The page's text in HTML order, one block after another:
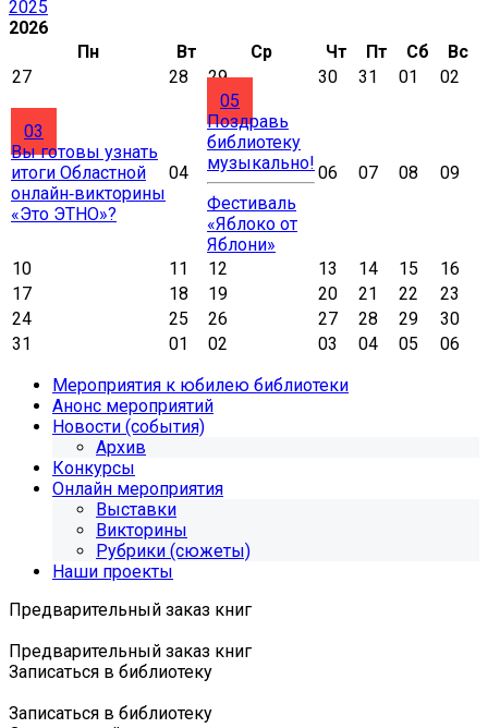
2025
2026
Пн
Вт Ср Чт Пт Сб
Вс
27
28 29 30 31 01 02
03
Вы готовы узнать
итоги Областной
онлайн‑викторины
«Это ЭТНО»?
04
05
Поздравь
библиотеку
музыкально!
Фестиваль
«Яблоко от
Яблони»
06 07 08 09
10 11 12 13 14 15
16
17
18 19 20 21 22
23
24
25 26 27 28 29
30
31
01 02 03 04 05
06
Мероприятия к юбилею библиотеки
Анонс мероприятий
Новости (события)
Архив
Конкурсы
Онлайн мероприятия
Выставки
Викторины
Рубрики (сюжеты)
Наши проекты
Предварительный заказ книг
Предварительный заказ книг
Записаться в библиотеку
Записаться в библиотеку